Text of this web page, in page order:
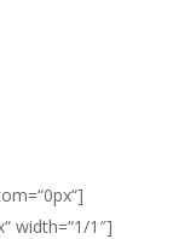
width=“1/1″]